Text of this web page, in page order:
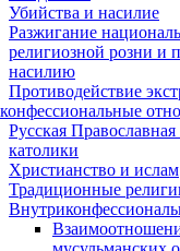
Убийства и насилие
Разжигание
религиозной розни и
насилию
Противодействие
Русская
католики
Христианство и ислам
Традиционные